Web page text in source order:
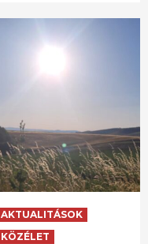
AKTUALITÁSOK
KÖZÉLET